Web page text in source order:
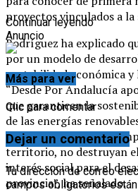
proyectos vinculados a
Rodríguez ha explicado
por un modelo de
rentabilidad económica
“Desde Por Andalucía
que garanticen la
de las energías
placas solares, pero
territorio, no destruyan
interés social para el
provincia”, ha señalado.
Continuar leyendo
Anuncio
Más para ver
Clic para comentar
Dejar un comentario
Tu dirección de correo
campos obligatorios